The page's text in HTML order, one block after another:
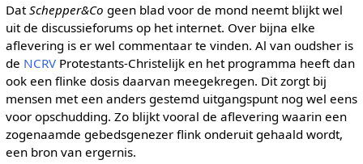
DatSchepper&Co geen blad voor de mond neemt blijkt wel
uit de discussieforums op het internet. Over bijna elke
aflevering is er wel commentaar te vinden. Al van oudsher is
de NCRVProtestants-Christelijk en het programma heeft dan
ook een flinke dosis daarvan meegekregen. Dit zorgt bij
mensen met een anders gestemd uitgangspunt nog wel eens
voor opschudding. Zo blijkt vooral de aflevering waarin een
zogenaamde gebedsgenezer flink onderuit gehaald wordt,
een bron van ergernis.